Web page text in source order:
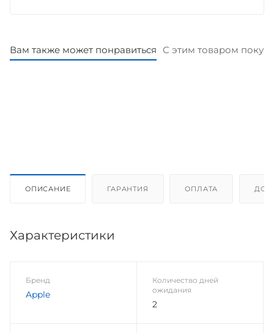
Вам также может понравиться С этим товаром
ОПИСАНИЕ ГАРАНТИЯ ОПЛАТА
Характеристики
Бренд
Apple
Количество дней
ожидания
2